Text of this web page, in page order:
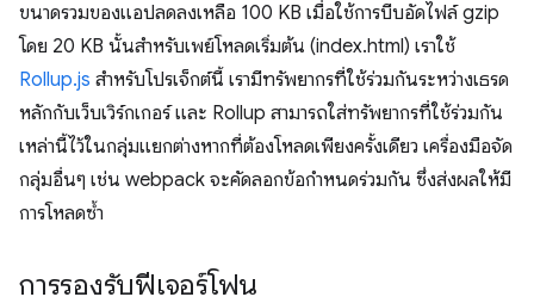
ขนาดรวมของแอปลดลงเหลือ 100 KB เมื่อใช้การบีบอัดไฟล์ gzip
โดย 20 KB นั้นสำหรับเพย์โหลดเริ่มต้น (index.html) เราใช้
Rollup.js สําหรับโปรเจ็กต์นี้ เรามีทรัพยากรที่ใช้ร่วมกันระหว่างเธรด
หลักกับเว็บเวิร์กเกอร์ และ Rollup สามารถใส่ทรัพยากรที่ใช้ร่วมกัน
เหล่านี้ไว้ในกลุ่มแยกต่างหากที่ต้องโหลดเพียงครั้งเดียว เครื่องมือจัด
กลุ่มอื่นๆ เช่น webpack จะคัดลอกข้อกําหนดร่วมกัน ซึ่งส่งผลให้มี
การโหลดซ้ำ
การรองรับฟีเจอร์โฟน